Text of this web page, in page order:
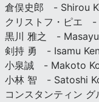
倉俣史郎 - Shirou
クリストフ・ピエ
黒川 雅之 -
剣持 勇 - Isamu
小泉誠 - Makoto
小林 智 - Satoshi
コンスタンティン